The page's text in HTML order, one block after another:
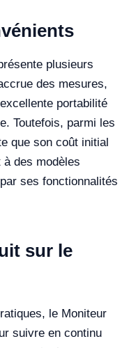
plusieurs
des mesures,
portabilité
Toutefois, parmi les
que son coût initial
des modèles
ses fonctionnalités
sur le
le Moniteur
suivre en continu